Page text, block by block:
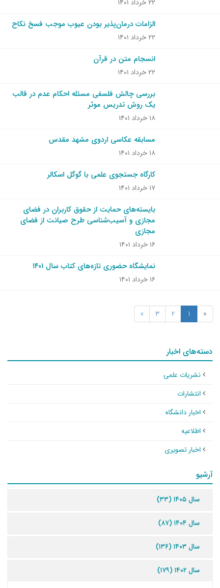
۲۲ خرداد ۱۴۰۱
الزامات درمان‌پذیر بودن عیوب موجب فسخ نکاح
۲۲ خرداد ۱۴۰۱
انسجام متن در قرآن
۲۲ خرداد ۱۴۰۱
بررسی چالش فلسفی مسئله احکام عدم در قالب
یک روش تدریس موثر
۱۸ خرداد ۱۴۰۱
مسابقه عکاسی اردوی مشهد مقدس
۱۸ خرداد ۱۴۰۱
کارگاه جستجوی علمی با گوگل اسکالر
۱۷ خرداد ۱۴۰۱
بایسته‌های حمایت از حقوق کاربران در فضای
مجازی و آسیب‌شناسی طرح صیانت از فضای
مجازی
۱۶ خرداد ۱۴۰۱
نمایشگاه حضوری تازه‌های کتاب سال ۱۴۰۱
۱۶ خرداد ۱۴۰۱
«
1
2
3
»
دسته‌های اخبار
نشریات علمی
انتشارات
اخبار دانشگاه
اطلاعیه
اخبار تصویری
آرشیو
سال ۱۴۰۵ (۳۳)
سال ۱۴۰۴ (۸۷)
سال ۱۴۰۳ (۱۳۶)
سال ۱۴۰۲ (۱۷۹)